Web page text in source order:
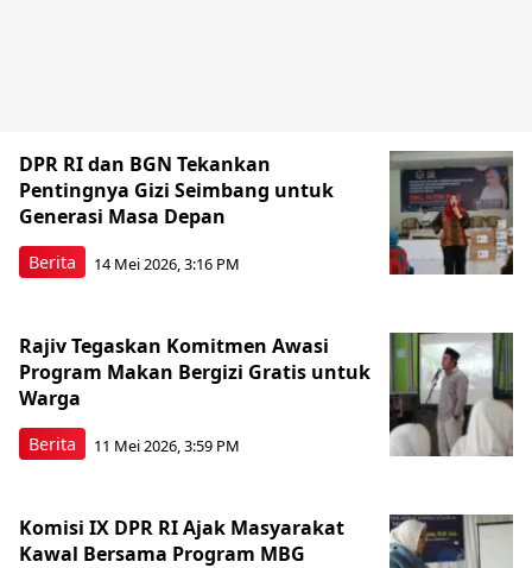
Berita
DPR RI dan BGN Tekankan
Pentingnya Gizi Seimbang untuk
Generasi Masa Depan
14 Mei 2026, 3:16 PM
Berita
Rajiv Tegaskan Komitmen Awasi
Program Makan Bergizi Gratis untuk
Warga
11 Mei 2026, 3:59 PM
Komisi IX DPR RI Ajak Masyarakat
Kawal Bersama Program MBG